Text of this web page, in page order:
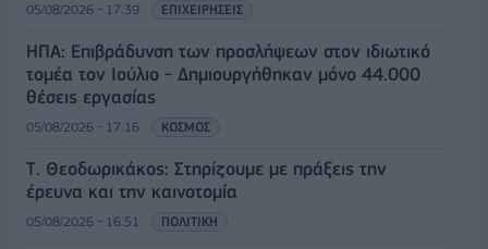
05/08/2026 - 17:39 ΕΠΙΧΕΙΡΗΣΕΙΣ
ΗΠΑ: Επιβράδυνση των προσλήψεων στον ιδιωτικό
τομέα τον Ιούλιο - Δημιουργήθηκαν μόνο 44.000
θέσεις εργασίας
05/08/2026 - 17:16 ΚΟΣΜΟΣ
Τ. Θεοδωρικάκος: Στηρίζουμε με πράξεις την
έρευνα και την καινοτομία
05/08/2026 - 16:51 ΠΟΛΙΤΙΚΗ